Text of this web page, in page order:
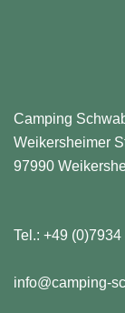
Camping
Weikersheimer
97990
Tel.: +49
info@camping-